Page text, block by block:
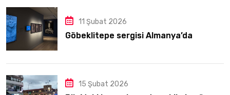
11 Şubat 2026
Göbeklitepe sergisi Almanya’da
15 Şubat 2026